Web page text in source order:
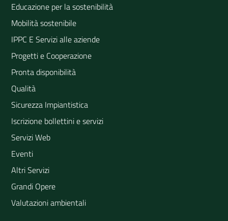
Educazione per la sostenibilità
Mobilità sostenibile
IPPC E Servizi alle aziende
Progetti e Cooperazione
Pronta disponibilità
Qualità
Sicurezza Impiantistica
Iscrizione bollettini e servizi
Servizi Web
Eventi
Altri Servizi
Grandi Opere
Valutazioni ambientali